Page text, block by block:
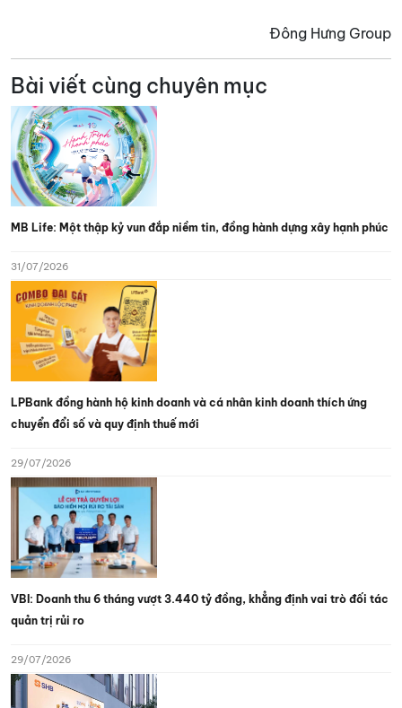
Đông Hưng Group
Bài viết cùng chuyên mục
MB Life: Một thập kỷ vun đắp niềm tin, đồng hành dựng xây hạnh phúc
31/07/2026
LPBank đồng hành hộ kinh doanh và cá nhân kinh doanh thích ứng
chuyển đổi số và quy định thuế mới
29/07/2026
VBI: Doanh thu 6 tháng vượt 3.440 tỷ đồng, khẳng định vai trò đối tác
quản trị rủi ro
29/07/2026